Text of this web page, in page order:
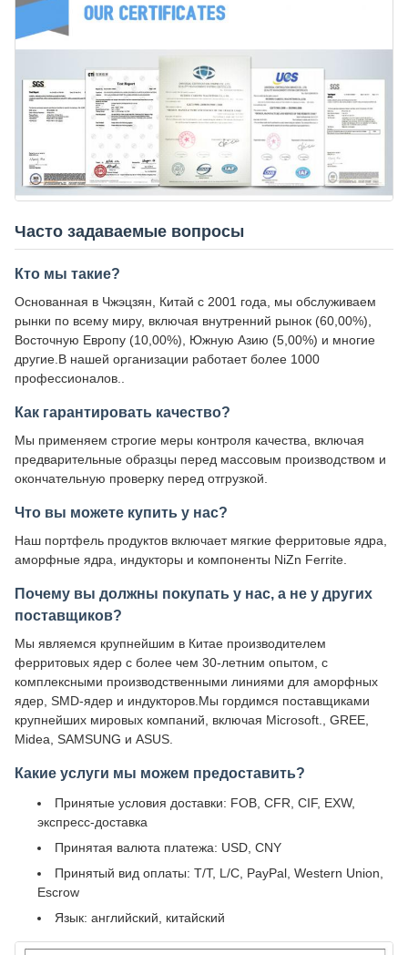
Часто задаваемые вопросы
Кто мы такие?
Основанная в Чжэцзян, Китай с 2001 года, мы обслуживаем
рынки по всему миру, включая внутренний рынок (60,00%),
Восточную Европу (10,00%), Южную Азию (5,00%) и многие
другие.В нашей организации работает более 1000
профессионалов..
Как гарантировать качество?
Мы применяем строгие меры контроля качества, включая
предварительные образцы перед массовым производством и
окончательную проверку перед отгрузкой.
Что вы можете купить у нас?
Наш портфель продуктов включает мягкие ферритовые ядра,
аморфные ядра, индукторы и компоненты NiZn Ferrite.
Почему вы должны покупать у нас, а не у других
поставщиков?
Мы являемся крупнейшим в Китае производителем
ферритовых ядер с более чем 30-летним опытом, с
комплексными производственными линиями для аморфных
ядер, SMD-ядер и индукторов.Мы гордимся поставщиками
крупнейших мировых компаний, включая Microsoft., GREE,
Midea, SAMSUNG и ASUS.
Какие услуги мы можем предоставить?
Принятые условия доставки: FOB, CFR, CIF, EXW,
экспресс-доставка
Принятая валюта платежа: USD, CNY
Принятый вид оплаты: T/T, L/C, PayPal, Western Union,
Escrow
Язык: английский, китайский